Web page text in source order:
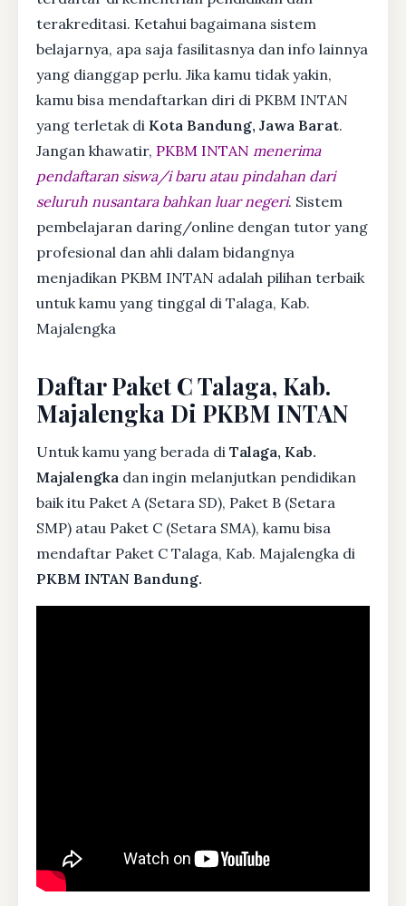
terakreditasi. Ketahui bagaimana sistem
belajarnya, apa saja fasilitasnya dan info lainnya
yang dianggap perlu. Jika kamu tidak yakin,
kamu bisa mendaftarkan diri di PKBM INTAN
yang terletak di Kota Bandung, Jawa Barat.
Jangan khawatir, PKBM INTAN menerima
pendaftaran siswa/i baru atau pindahan dari
seluruh nusantara bahkan luar negeri. Sistem
pembelajaran daring/online dengan tutor yang
profesional dan ahli dalam bidangnya
menjadikan PKBM INTAN adalah pilihan terbaik
untuk kamu yang tinggal di Talaga, Kab.
Majalengka
Daftar Paket C Talaga, Kab.
Majalengka Di PKBM INTAN
Untuk kamu yang berada di Talaga, Kab.
Majalengka dan ingin melanjutkan pendidikan
baik itu Paket A (Setara SD), Paket B (Setara
SMP) atau Paket C (Setara SMA), kamu bisa
mendaftar Paket C Talaga, Kab. Majalengka di
PKBM INTAN Bandung.